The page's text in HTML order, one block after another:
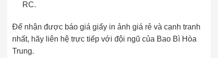
RC.
Để nhận được báo giá giấy in ảnh giá rẻ và cạnh tranh
nhất, hãy liên hệ trực tiếp với đội ngũ của Bao Bì Hòa
Trung.